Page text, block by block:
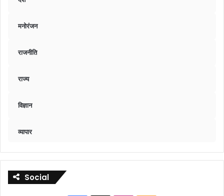
मनोरंजन
राजनीति
राज्य
विज्ञान
व्यापार
Social